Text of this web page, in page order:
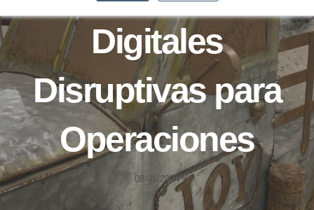
Digitales
Disruptivas para
Operaciones
08/01/2024